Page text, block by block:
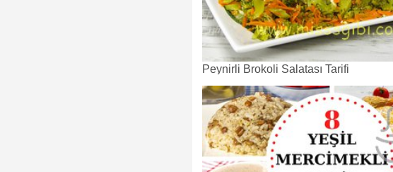
Peynirli Brokoli Salatası Tarifi